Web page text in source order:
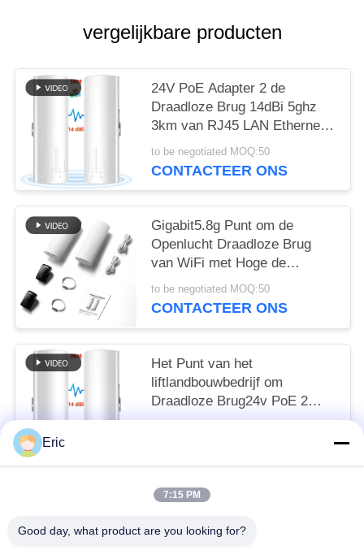
vergelijkbare producten
24V PoE Adapter 2 de
Draadloze Brug 14dBi 5ghz
3km van RJ45 LAN Ethernet
PTP
to be negotiated MOQ:50
CONTACTEER ONS
Gigabit5.8g Punt om de
Openlucht Draadloze Brug
van WiFi met Hoge de
Aanwinstenantenne van 14DBi
te richten
to be negotiated MOQ:50
CONTACTEER ONS
Het Punt van het
liftlandbouwbedrijf om
Draadloze Brug24v PoE 2
LAN 14dBi 5ghz 3km Wifi
Eric
7:15 PM
Good day, what product are you looking for?